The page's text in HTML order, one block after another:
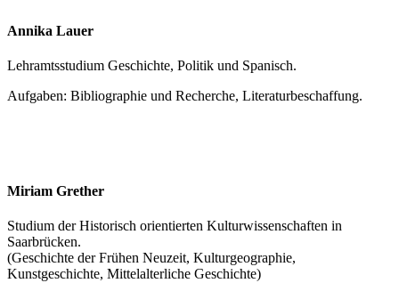
Annika Lauer
Lehramtsstudium Geschichte, Politik und Spanisch.
Aufgaben: Bibliographie und Recherche, Literaturbeschaffung.
Miriam Grether
Studium der Historisch orientierten Kulturwissenschaften in
Saarbrücken.
(Geschichte der Frühen Neuzeit, Kulturgeographie,
Kunstgeschichte, Mittelalterliche Geschichte)